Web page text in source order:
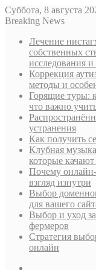
Суббота, 8 августа
Breaking News
Лечение
собственных
исследования
Коррекция
методы и
Горящие туры:
что важно
устранения
Как получить
Клубная
которые
Почему онлайн-
взгляд изнутри
Выбор
для вашего
Выбор и уход
фермеров
Стратегия
онлайн